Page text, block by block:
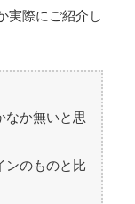
実際にご紹介し
なか無いと思
ンのものと比